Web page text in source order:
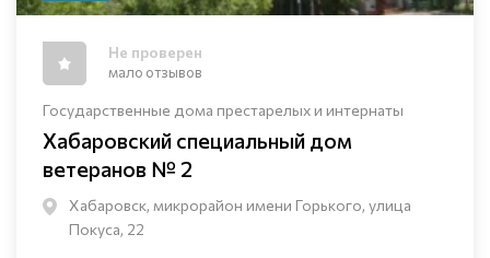
Государственные дома престарелых и интернаты
Хабаровский специальный дом
ветеранов № 2
Хабаровск, микрорайон имени Горького, улица
Покуса, 22
Не проверен
мало отзывов